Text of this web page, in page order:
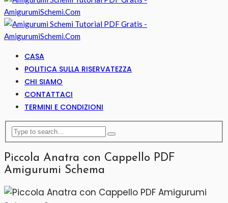
CASA
POLITICA SULLA RISERVATEZZA
CHI SIAMO
CONTATTACI
TERMINI E CONDIZIONI
Piccola Anatra con Cappello PDF
Amigurumi Schema